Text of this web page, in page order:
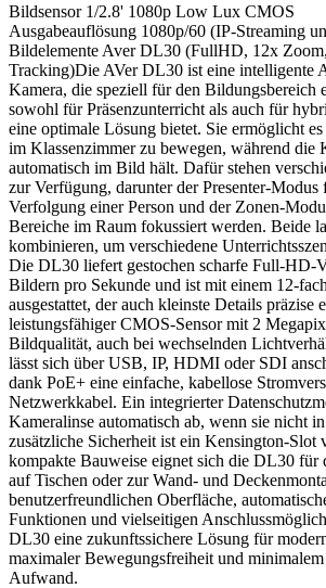
Bildsensor 1/2.8' 1080p Low Lux CMOS
Ausgabeauflösung 1080p/60 (IP-Streaming
Bildelemente Aver DL30 (FullHD, 12x
Tracking)Die AVer DL30 ist eine intelligente
Kamera, die speziell für den Bildungsbereich
sowohl für Präsenzunterricht als auch für
eine optimale Lösung bietet. Sie ermöglicht
im Klassenzimmer zu bewegen, während die
automatisch im Bild hält. Dafür stehen
zur Verfügung, darunter der Presenter-
Verfolgung einer Person und der Zonen-
Bereiche im Raum fokussiert werden. Beide
kombinieren, um verschiedene
Die DL30 liefert gestochen scharfe Full-HD-
Bildern pro Sekunde und ist mit einem 12-
ausgestattet, der auch kleinste Details präzise
leistungsfähiger CMOS-Sensor mit 2
Bildqualität, auch bei wechselnden
lässt sich über USB, IP, HDMI oder SDI
dank PoE+ eine einfache, kabellose
Netzwerkkabel. Ein integrierter
Kameralinse automatisch ab, wenn sie nicht
zusätzliche Sicherheit ist ein Kensington-Slot
kompakte Bauweise eignet sich die DL30 für
auf Tischen oder zur Wand- und
benutzerfreundlichen Oberfläche,
Funktionen und vielseitigen
DL30 eine zukunftssichere Lösung für
maximaler Bewegungsfreiheit und
Aufwand.